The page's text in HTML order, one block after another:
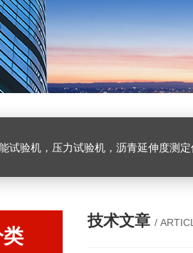
机，压力试验机，沥青延伸度测定仪，沥青混合料拌合机，全自动沥青混合料离心式抽提仪，马歇尔电动
技术文章 /